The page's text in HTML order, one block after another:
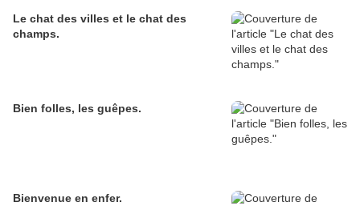
Le chat des villes et le chat des
champs.
Bien folles, les guêpes.
Bienvenue en enfer.